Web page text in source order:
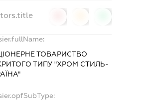
ТОВАРИСТВО
ТИПУ "ХРОМ СТИЛЬ-